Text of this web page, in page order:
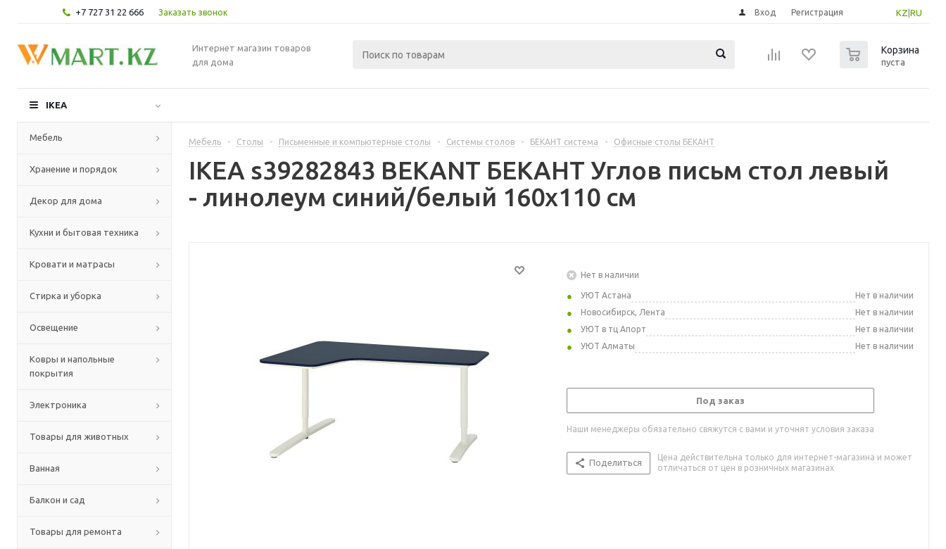
+7 727 31 22 666 Заказать звонок KZ RU
Вход Регистрация
Интернет магазин товаров
для дома
Корзина
пуста
IKEA
Мебель
Хранение и порядок
Декор для дома
Кухни и бытовая техника
Кровати и матрасы
Стирка и уборка
Освещение
Ковры и напольные
покрытия
Электроника
Товары для животных
Ванная
Балкон и сад
Товары для ремонта
Мебель - Столы - Письменные и компьютерные столы - Системы столов - БЕКАНТ система - Офисные столы БЕКАНТ
IKEA s39282843 BEKANT БЕКАНТ Углов письм стол левый
- линолеум синий/белый 160x110 см
Нет в наличии
УЮТ Астана
Нет в наличии
Новосибирск, Лента
Нет в наличии
УЮТ в тц Апорт
Нет в наличии
УЮТ Алматы
Нет в наличии
Под заказ
Наши менеджеры обязательно свяжутся с вами и уточнят условия заказа
Поделиться
Цена действительна только для интернет-магазина и может
отличаться от цен в розничных магазинах